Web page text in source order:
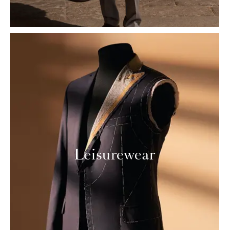
Leisurewear